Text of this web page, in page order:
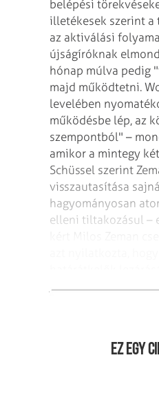
belépési
illetékesek szerint a
az aktiválási
újságíróknak
hónap múlva pedig
majd működtetni.
levelében
működésbe lép, az
szempontból" –
amikor a mintegy
Schüssel szerint
visszautasítása
hagyományosan
elleni tiltakozásul –
jelentette ki már
Ez egy